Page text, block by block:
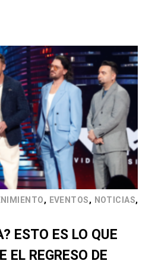
, EVENTOS, NOTICIAS,
ESTO ES LO QUE
EL REGRESO DE